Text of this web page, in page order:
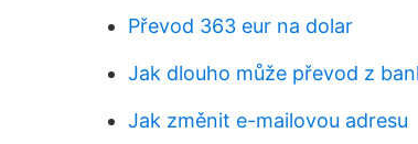
Převod 363 eur na dolar
Jak dlouho může převod z
Jak změnit e-mailovou adresu